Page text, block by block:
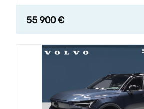
55 900 €